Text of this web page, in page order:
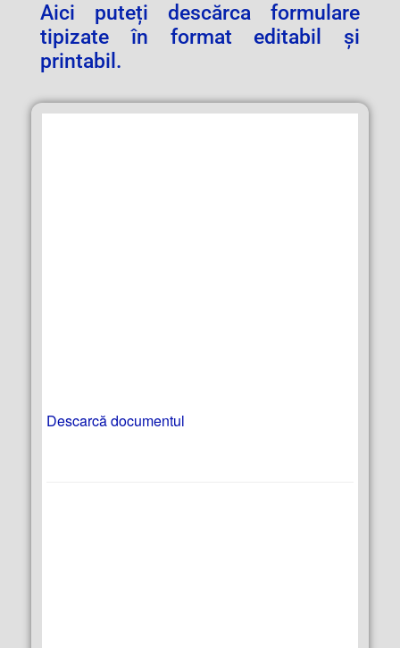
Aici puteți descărca formulare
tipizate în format editabil și
printabil.
Descarcă documentul